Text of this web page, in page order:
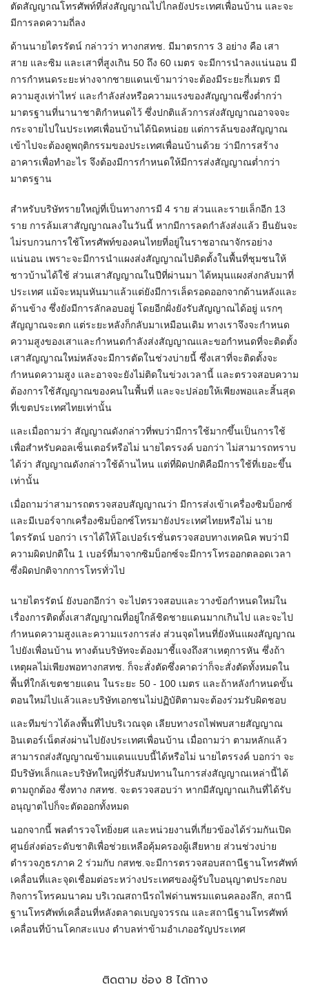
ตัดสัญญาณโทรศัพท์ที่ส่งสัญญาณไปไกลยังประเทศเพื่อนบ้าน และจะ
มีการลดความถี่ลง
ด้านนายไตรรัตน์ กล่าวว่า ทางกสทช. มีมาตรการ 3 อย่าง คือ เสา
สาย และซิม และเสาที่สูงเกิน 50 ถึง 60 เมตร จะมีการนำลงแน่นอน มี
การกำหนดระยะห่างจากชายแดนเข้ามาว่าจะต้องมีระยะกี่เมตร มี
ความสูงเท่าไหร่ และกำลังส่งหรือความแรงของสัญญาณซึ่งต่ำกว่า
มาตรฐานที่นานาชาติกำหนดไว้ ซึ่งปกติแล้วการส่งสัญญาณอาจจจะ
กระจายไปในประเทศเพื่อนบ้านได้นิดหน่อย แต่การล้นของสัญญาณ
เข้าไปจะต้องดูพฤติกรรมของประเทศเพื่อนบ้านด้วย ว่ามีการสร้าง
อาคารเพื่อทำอะไร จึงต้องมีการกำหนดให้มีการส่งสัญญาณต่ำกว่า
มาตรฐาน
สำหรับบริษัทรายใหญ่ที่เป็นทางการมี 4 ราย ส่วนและรายเล็กอีก 13
ราย การล้มเสาสัญญาณลงในวันนี้ หากมีการลดกำลังส่งแล้ว ยืนยันจะ
ไม่รบกวนการใช้โทรศัพท์ของคนไทยที่อยู่ในราชอาณาจักรอย่าง
แน่นอน เพราะจะมีการนำแผงส่งสัญญาณไปติดตั้งในพื้นที่ชุมชนให้
ชาวบ้านได้ใช้ ส่วนเสาสัญญาณในปีที่ผ่านมา ได้หมุนแผงส่งกลับมาที่
ประเทศ แม้จะหมุนหันมาแล้วแต่ยังมีการเล็ดรอดออกจากด้านหลังและ
ด้านข้าง ซึ่งยังมีการลักลอบอยู่ โดยอีกฝั่งยังรับสัญญาณได้อยู่ แรกๆ
สัญญาณจะตก แต่ระยะหลังก็กลับมาเหมือนเดิม ทางเราจึงจะกำหนด
ความสูงของเสาและกำหนดกำลังส่งสัญญาณและขอกำหนดที่จะติดตั้ง
เสาสัญญาณใหม่หลังจะมีการตัดในช่วงบ่ายนี้ ซึ่งเสาที่จะติดตั้งจะ
กำหนดความสูง และอาจจะยังไม่ติดในข่วงเวลานี้ และตรวจสอบความ
ต้องการใช้สัญญาณของคนในพื้นที่ และจะปล่อยให้เพียงพอและสิ้นสุด
ที่เขตประเทศไทยเท่านั้น
และเมื่อถามว่า สัญญาณดังกล่าวที่พบว่ามีการใช้มากขึ้นเป็นการใช้
เพื่อสำหรับคอลเซ็นเตอร์หรือไม่ นายไตรรงค์ บอกว่า ไม่สามารถทราบ
ได้ว่า สัญญาณดังกล่าวใช้ด้านไหน แต่ที่ผิดปกติคือมีการใช้ที่เยอะขึ้น
เท่านั้น
เมื่อถามว่าสามารถตรวจสอบสัญญาณว่า มีการส่งเข้าเครื่องซิมบ็อกซ์
และมีเบอร์จากเครื่องซิมบ็อกซ์โทรมายังประเทศไทยหรือไม่ นาย
ไตรรัตน์ บอกว่า เราได้ให้โอเปอร์เรชั่นตรวจสอบทางเทคนิค พบว่ามี
ความผิดปกติใน 1 เบอร์ที่มาจากซิมบ็อกซ์จะมีการโทรออกตลอดเวลา
ซึ่งผิดปกติจากการโทรทั่วไป
นายไตรรัตน์ ยังบอกอีกว่า จะไปตรวจสอบและวางข้อกำหนดใหม่ใน
เรื่องการติดตั้งเสาสัญญาณที่อยู่ใกล้ชิดชายแดนมากเกินไป และจะไป
กำหนดความสูงและความแรงการส่ง ส่วนจุดไหนที่ยังหันแผงสัญญาณ
ไปยังเพื่อนบ้าน ทางต้นบริษัทจะต้องมาชี้แจงถึงสาเหตุการหัน ซึ่งถ้า
เหตุผลไม่เพียงพอทางกสทช. ก็จะสั่งตัดซึ่งคาดว่าก็จะสั่งตัดทั้งหมดใน
พื้นที่ใกล้เขตชายแดน ในระยะ 50 - 100 เมตร และถ้าหลังกำหนดขั้น
ตอนใหม่ไปแล้วและบริษัทเอกชนไม่ปฏิบัติตามจะต้องร่วมรับผิดชอบ
และทีมข่าวได้ลงพื้นที่ไปบริเวณจุด เลียบทางรถไฟพบสายสัญญาณ
อินเตอร์เน็ตส่งผ่านไปยังประเทศเพื่อนบ้าน เมื่อถามว่า ตามหลักแล้ว
สามารถส่งสัญญาณข้ามแดนแบบนี้ได้หรือไม่ นายไตรรงค์ บอกว่า จะ
มีบริษัทเล็กและบริษัทใหญ่ที่รับสัมปทานในการส่งสัญญาณเหล่านี้ได้
ตามถูกต้อง ซึ่งทาง กสทช. จะตรวจสอบว่า หากมีสัญญาณเกินที่ได้รับ
อนุญาตไปก็จะตัดออกทั้งหมด
นอกจากนี้ พลตำรวจโทยิ่งยศ และหน่วยงานที่เกี่ยวข้องได้ร่วมกันเปิด
ศูนย์ส่งต่อระดับชาติเพื่อช่วยเหลือคุ้มครองผู้เสียหาย ส่วนช่วงบ่าย
ตำรวจภูธรภาค 2 ร่วมกับ กสทช.จะมีการตรวจสอบสถานีฐานโทรศัพท์
เคลื่อนที่และจุดเชื่อมต่อระหว่างประเทศของผู้รับใบอนุญาตประกอบ
กิจการโทรคมนาคม บริเวณสถานีรถไฟด่านพรมแดนคลองลึก, สถานี
ฐานโทรศัพท์เคลื่อนที่หลังตลาดเบญจวรรณ และสถานีฐานโทรศัพท์
เคลื่อนที่บ้านโคกสะแบง ตำบลท่าข้ามอำเภออรัญประเทศ
ติดตาม ช่อง 8 ได้ทาง